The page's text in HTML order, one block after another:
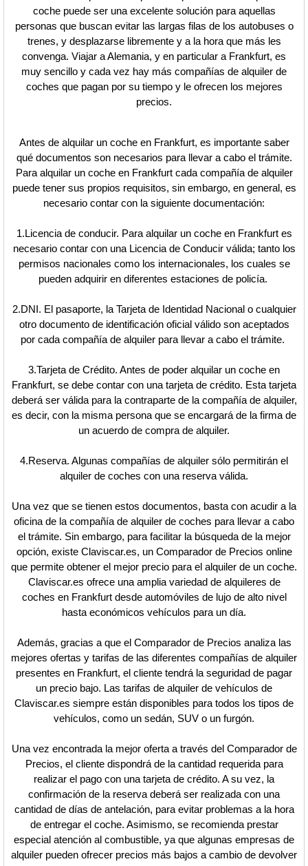
coche puede ser una excelente solución para aquellas
personas que buscan evitar las largas filas de los autobuses o
trenes, y desplazarse libremente y a la hora que más les
convenga. Viajar a Alemania, y en particular a Frankfurt, es
muy sencillo y cada vez hay más compañías de alquiler de
coches que pagan por su tiempo y le ofrecen los mejores
precios.
Antes de alquilar un coche en Frankfurt, es importante saber
qué documentos son necesarios para llevar a cabo el trámite.
Para alquilar un coche en Frankfurt cada compañía de alquiler
puede tener sus propios requisitos, sin embargo, en general, es
necesario contar con la siguiente documentación:
1.Licencia de conducir. Para alquilar un coche en Frankfurt es
necesario contar con una Licencia de Conducir válida; tanto los
permisos nacionales como los internacionales, los cuales se
pueden adquirir en diferentes estaciones de policía.
2.DNI. El pasaporte, la Tarjeta de Identidad Nacional o cualquier
otro documento de identificación oficial válido son aceptados
por cada compañía de alquiler para llevar a cabo el trámite.
3.Tarjeta de Crédito. Antes de poder alquilar un coche en
Frankfurt, se debe contar con una tarjeta de crédito. Esta tarjeta
deberá ser válida para la contraparte de la compañía de alquiler,
es decir, con la misma persona que se encargará de la firma de
un acuerdo de compra de alquiler.
4.Reserva. Algunas compañías de alquiler sólo permitirán el
alquiler de coches con una reserva válida.
Una vez que se tienen estos documentos, basta con acudir a la
oficina de la compañía de alquiler de coches para llevar a cabo
el trámite. Sin embargo, para facilitar la búsqueda de la mejor
opción, existe Claviscar.es, un Comparador de Precios online
que permite obtener el mejor precio para el alquiler de un coche.
Claviscar.es ofrece una amplia variedad de alquileres de
coches en Frankfurt desde automóviles de lujo de alto nivel
hasta económicos vehículos para un día.
Además, gracias a que el Comparador de Precios analiza las
mejores ofertas y tarifas de las diferentes compañías de alquiler
presentes en Frankfurt, el cliente tendrá la seguridad de pagar
un precio bajo. Las tarifas de alquiler de vehículos de
Claviscar.es siempre están disponibles para todos los tipos de
vehículos, como un sedán, SUV o un furgón.
Una vez encontrada la mejor oferta a través del Comparador de
Precios, el cliente dispondrá de la cantidad requerida para
realizar el pago con una tarjeta de crédito. A su vez, la
confirmación de la reserva deberá ser realizada con una
cantidad de días de antelación, para evitar problemas a la hora
de entregar el coche. Asimismo, se recomienda prestar
especial atención al combustible, ya que algunas empresas de
alquiler pueden ofrecer precios más bajos a cambio de devolver